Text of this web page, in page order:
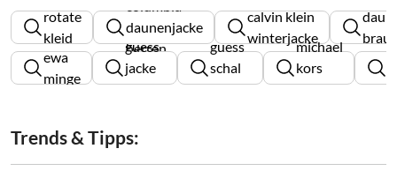
rotate
kleid
daunenjacke
herren
calvin klein
winterjacke
ewa
minge
guess
jacke
herren
guess
schal
damen
michael
kors
watch
Trends & Tipps: